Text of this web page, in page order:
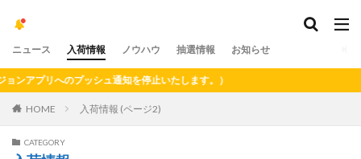
ニュース 入荷情報 ノウハウ 抽選情報 お知らせ
へのプッシュ通知を停止いたします。）
HOME 入荷情報 (ページ2)
CATEGORY